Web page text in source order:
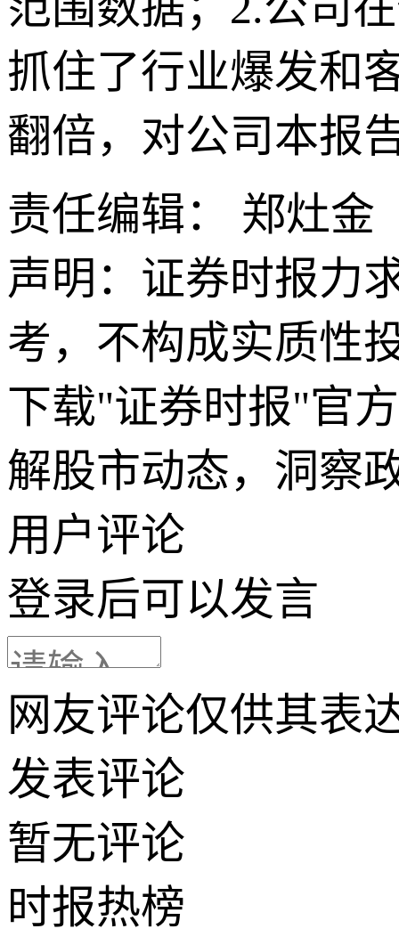
抓住了行业爆发和
翻倍，对公司本报
责任编辑： 郑灶金
声明：证券时报力
考，不构成实质性
下载"证券时报"官
解股市动态，洞察
用户评论
登录后可以发言
网友评论仅供其表
发表评论
暂无评论
时报热榜